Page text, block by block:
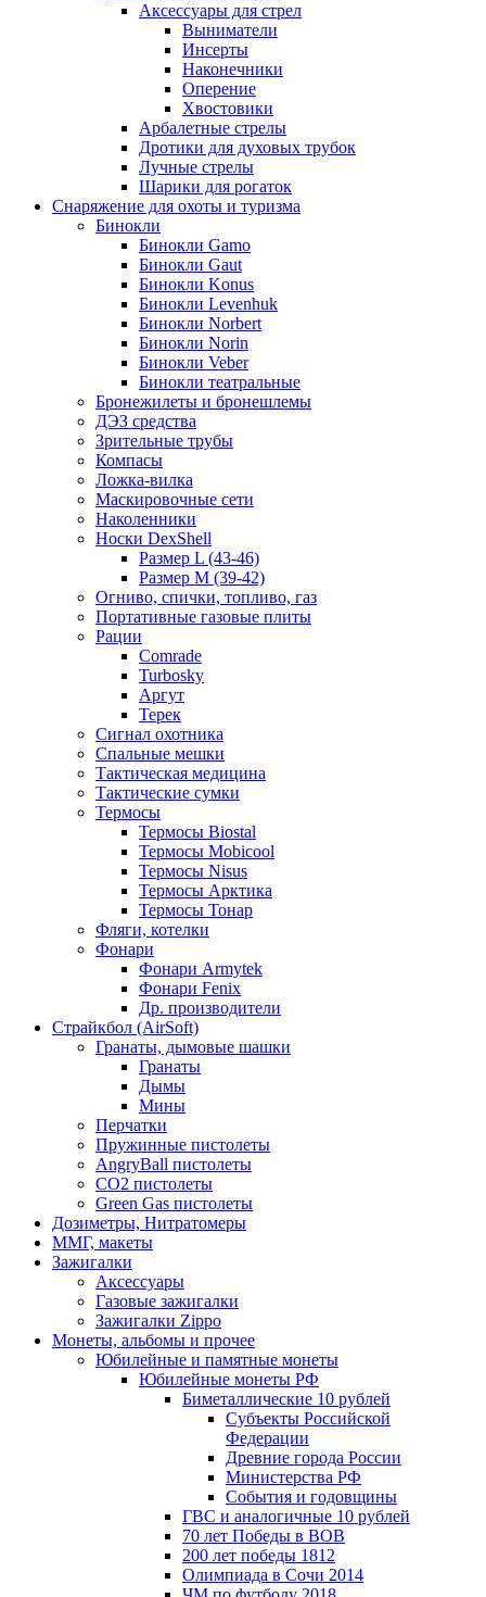
Аксессуары для стрел
Выниматели
Инсерты
Наконечники
Оперение
Хвостовики
Арбалетные стрелы
Дротики для духовых трубок
Лучные стрелы
Шарики для рогаток
Снаряжение для охоты и туризма
Бинокли
Бинокли Gamo
Бинокли Gaut
Бинокли Konus
Бинокли Levenhuk
Бинокли Norbert
Бинокли Norin
Бинокли Veber
Бинокли театральные
Бронежилеты и бронешлемы
ДЭЗ средства
Зрительные трубы
Компасы
Ложка-вилка
Маскировочные сети
Наколенники
Носки DexShell
Размер L (43-46)
Размер M (39-42)
Огниво, спички, топливо, газ
Портативные газовые плиты
Рации
Comrade
Turbosky
Аргут
Терек
Сигнал охотника
Спальные мешки
Тактическая медицина
Тактические сумки
Термосы
Термосы Biostal
Термосы Mobicool
Термосы Nisus
Термосы Арктика
Термосы Тонар
Фляги, котелки
Фонари
Фонари Armytek
Фонари Fenix
Др. производители
Страйкбол (AirSoft)
Гранаты, дымовые шашки
Гранаты
Дымы
Мины
Перчатки
Пружинные пистолеты
AngryBall пистолеты
CO2 пистолеты
Green Gas пистолеты
Дозиметры, Нитратомеры
ММГ, макеты
Зажигалки
Аксессуары
Газовые зажигалки
Зажигалки Zippo
Монеты, альбомы и прочее
Юбилейные и памятные монеты
Юбилейные монеты РФ
Биметаллические 10 рублей
Субъекты Российской
Федерации
Древние города России
Министерства РФ
События и годовщины
ГВС и аналогичные 10 рублей
70 лет Победы в ВОВ
200 лет победы 1812
Олимпиада в Сочи 2014